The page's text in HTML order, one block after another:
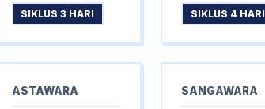
SIKLUS 3 HARI SIKLUS 4 HARI
ASTAWARA SANGAWARA